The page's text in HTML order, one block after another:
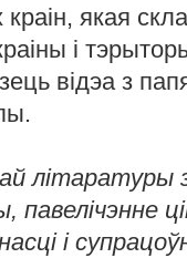
якая
і
відэа з
літаратуры
і